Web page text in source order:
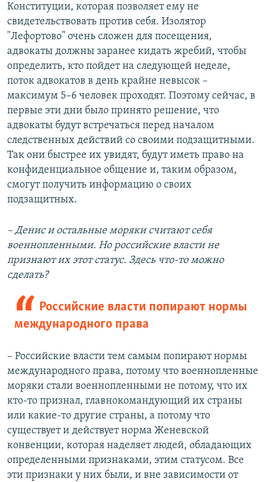
Конституции, которая позволяет ему не
свидетельствовать против себя. Изолятор
"Лефортово" очень сложен для посещения,
адвокаты должны заранее кидать жребий, чтобы
определить, кто пойдет на следующей неделе,
поток адвокатов в день крайне невысок –
максимум 5–6 человек проходят. Поэтому сейчас, в
первые эти дни было принято решение, что
адвокаты будут встречаться перед началом
следственных действий со своими подзащитными.
Так они быстрее их увидят, будут иметь право на
конфиденциальное общение и, таким образом,
смогут получить информацию о своих
подзащитных.
– Денис и остальные моряки считают себя
военнопленными. Но российские власти не
признают их этот статус. Здесь что-то можно
сделать?
Российские власти попирают нормы
международного права
– Российские власти тем самым попирают нормы
международного права, потому что военнопленные
моряки стали военнопленными не потому, что их
кто-то признал, главнокомандующий их страны
или какие-то другие страны, а потому что
существует и действует норма Женевской
конвенции, которая наделяет людей, обладающих
определенными признаками, этим статусом. Все
эти признаки у них были, и вне зависимости от